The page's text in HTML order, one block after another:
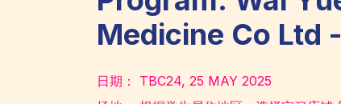
Medicine Co Ltd
日期： TBC24, 25 MAY 2025